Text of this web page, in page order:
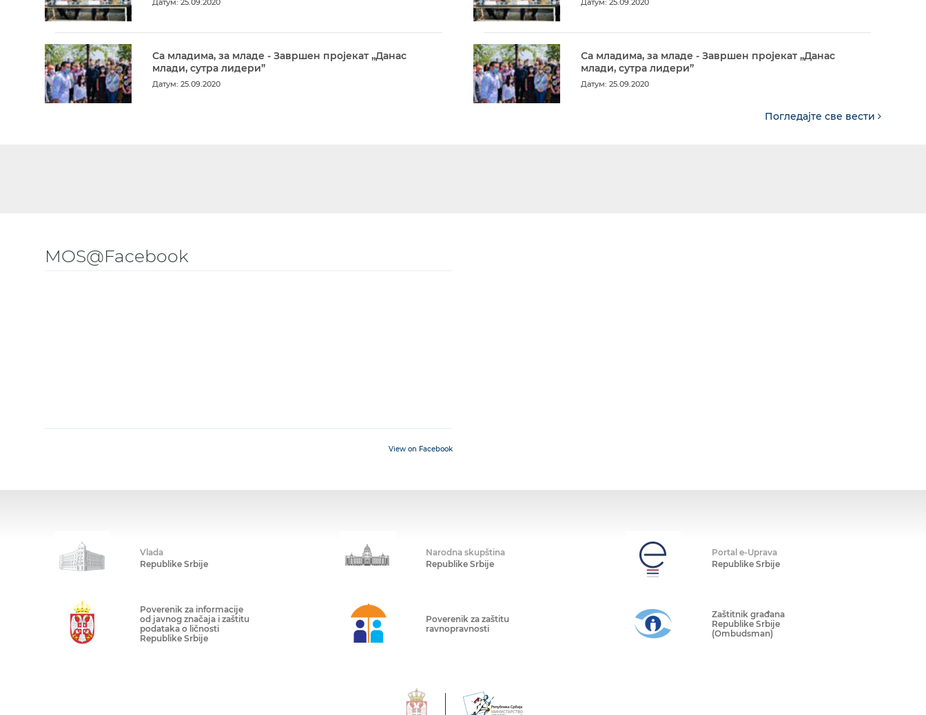
Са младима, за младе - Завршен пројекат „Данас
млади, сутра лидери”
Датум: 25.09.2020
Са младима, за младе - Завршен пројекат „Данас
млади, сутра лидери”
Датум: 25.09.2020
Погледајте све вести
MOS@Facebook
View on Facebook
Vlada
Republike Srbije
Narodna skupština
Republike Srbije
Portal e-Uprava
Republike Srbije
Poverenik za informacije
od javnog značaja i zaštitu
podataka o ličnosti
Republike Srbije
Poverenik za zaštitu
ravnopravnosti
Zaštitnik građana
Republike Srbije
(Ombudsman)